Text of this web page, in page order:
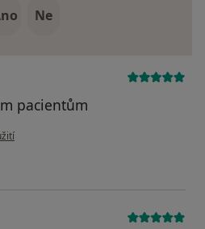
Ne
pacientům
Pacient